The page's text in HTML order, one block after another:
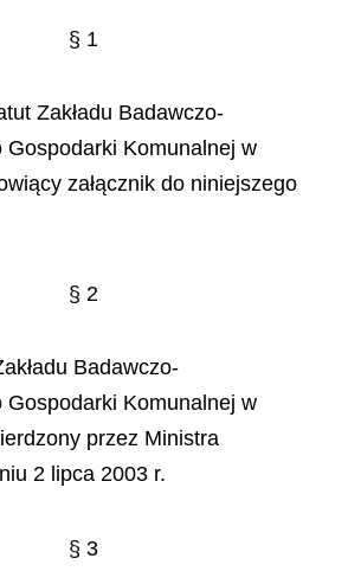
§ 1
Zakładu Badawczo-
Gospodarki Komunalnej w
załącznik do niniejszego
§ 2
Badawczo-
Gospodarki Komunalnej w
przez Ministra
2 lipca 2003 r.
§ 3